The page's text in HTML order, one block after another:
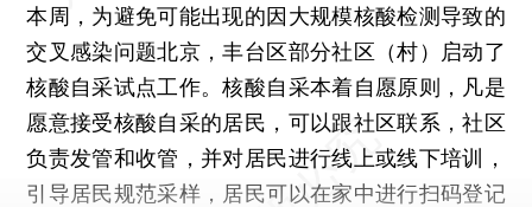
本周，为避免可能出现的因大规模核酸检测导致的
交叉感染问题北京，丰台区部分社区（村）启动了
核酸自采试点工作。核酸自采本着自愿原则，凡是
愿意接受核酸自采的居民，可以跟社区联系，社区
负责发管和收管，并对居民进行线上或线下培训，
引导居民规范采样，居民可以在家中进行扫码登记